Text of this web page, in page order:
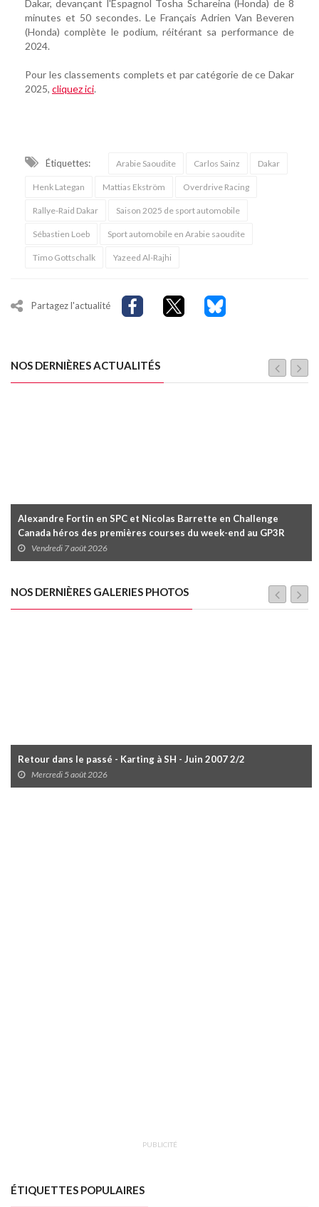
Dakar, devançant l'Espagnol Tosha Schareina (Honda) de 8
minutes et 50 secondes. Le Français Adrien Van Beveren
(Honda) complète le podium, réitérant sa performance de
2024.
Pour les classements complets et par catégorie de ce Dakar
2025, cliquez ici.
Étiquettes: Arabie Saoudite Carlos Sainz Dakar
Henk Lategan Mattias Ekström Overdrive Racing
Rallye-Raid Dakar Saison 2025 de sport automobile
Sébastien Loeb Sport automobile en Arabie saoudite
Timo Gottschalk Yazeed Al-Rajhi
Partagez l'actualité
NOS DERNIÈRES ACTUALITÉS
Alexandre Fortin en SPC et Nicolas Barrette en Challenge
Canada héros des premières courses du week-end au GP3R
Vendredi 7 août 2026
NOS DERNIÈRES GALERIES PHOTOS
Retour dans le passé - Karting à SH - Juin 2007 2/2
Mercredi 5 août 2026
PUBLICITÉ
ÉTIQUETTES POPULAIRES